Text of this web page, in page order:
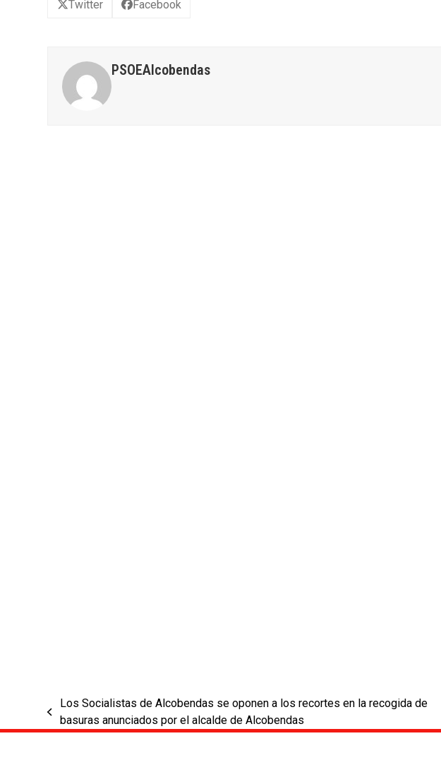
Twitter Facebook
PSOEAlcobendas
previous
post:
Los Socialistas de Alcobendas se oponen a los recortes en la recogida de
basuras anunciados por el alcalde de Alcobendas